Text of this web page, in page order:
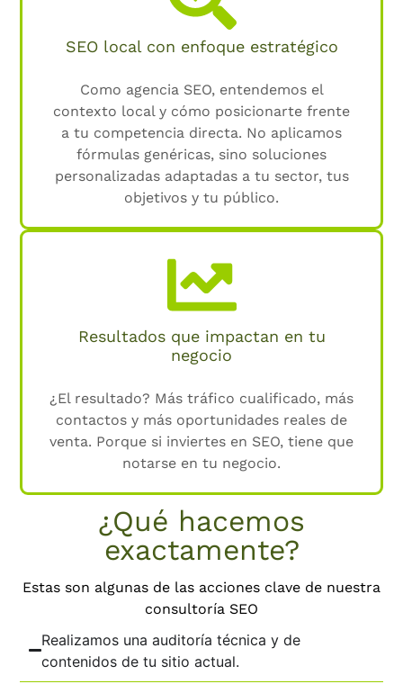
SEO local con enfoque estratégico
Como agencia SEO, entendemos el
contexto local y cómo posicionarte frente
a tu competencia directa. No aplicamos
fórmulas genéricas, sino soluciones
personalizadas adaptadas a tu sector, tus
objetivos y tu público.
Resultados que impactan en tu
negocio
¿El resultado? Más tráfico cualificado, más
contactos y más oportunidades reales de
venta. Porque si inviertes en SEO, tiene que
notarse en tu negocio.
¿Qué hacemos
exactamente?
Estas son algunas de las acciones clave de nuestra
consultoría SEO
Realizamos una auditoría técnica y de
contenidos de tu sitio actual.